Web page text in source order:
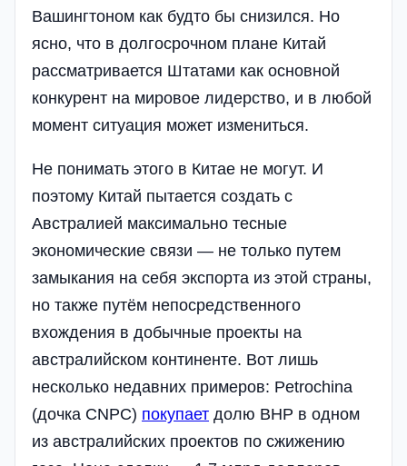
Вашингтоном как будто бы снизился. Но
ясно, что в долгосрочном плане Китай
рассматривается Штатами как основной
конкурент на мировое лидерство, и в любой
момент ситуация может измениться.
Не понимать этого в Китае не могут. И
поэтому Китай пытается создать с
Австралией максимально тесные
экономические связи — не только путем
замыкания на себя экспорта из этой страны,
но также путём непосредственного
вхождения в добычные проекты на
австралийском континенте. Вот лишь
несколько недавних примеров: Petrochina
(дочка CNPC) покупает долю BHP в одном
из австралийских проектов по сжижению